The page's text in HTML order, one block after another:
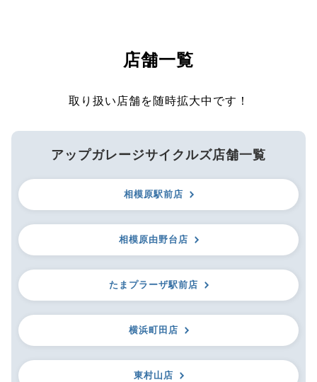
店舗一覧
取り扱い店舗を随時拡大中です！
アップガレージサイクルズ店舗一覧
相模原駅前店
相模原由野台店
たまプラーザ駅前店
横浜町田店
東村山店